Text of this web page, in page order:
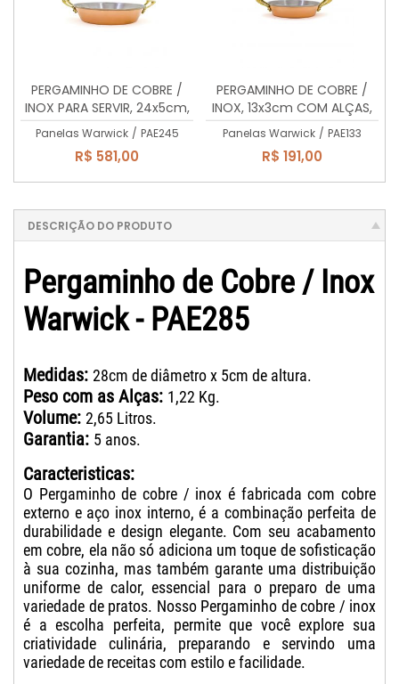
PERGAMINHO DE COBRE /
INOX PARA SERVIR, 24x5cm,
COM ALÇAS, 1,8 Lts
Panelas Warwick / PAE245
R$ 581,00
PERGAMINHO DE COBRE /
INOX, 13x3cm COM ALÇAS,
DE LATÃO MACIÇO 300ml.
Panelas Warwick / PAE133
R$ 191,00
DESCRIÇÃO DO PRODUTO
Pergaminho de Cobre / Inox
Warwick - PAE285
Medidas: 28cm de diâmetro x 5cm de altura.
Peso com as Alças: 1,22 Kg.
Volume: 2,65 Litros.
Garantia: 5 anos.
Caracteristicas:
O Pergaminho de cobre / inox é fabricada com cobre
externo e aço inox interno, é a combinação perfeita de
durabilidade e design elegante. Com seu acabamento
em cobre, ela não só adiciona um toque de sofisticação
à sua cozinha, mas também garante uma distribuição
uniforme de calor, essencial para o preparo de uma
variedade de pratos. Nosso Pergaminho de cobre / inox
é a escolha perfeita, permite que você explore sua
criatividade culinária, preparando e servindo uma
variedade de receitas com estilo e facilidade.